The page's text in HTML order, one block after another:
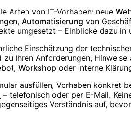
Arten von IT-Vorhaben: neue
Automatisierung von
umgesetzt – Einblicke dazu in
Einschätzung der
Ihren Anforderungen,
Workshop oder interne
ausfüllen, Vorhaben konkret
– telefonisch oder per E-Mail.
Verständnis auf,